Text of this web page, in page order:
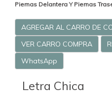
Piernas Delantera Y Piernas
AGREGAR AL CARRO DE
VER CARRO COMPRA
WhatsApp
Letra Chica